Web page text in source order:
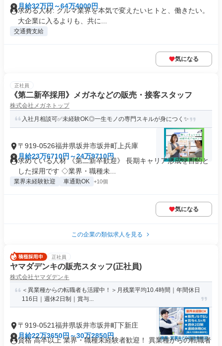
月給32万円～64万4000円
求める人材: クルマ業界を本気で変えたいヒトと、働きたい。
大企業に入るよりも、共に...
交通費支給
気になる
正社員
《第二新卒採用》メガネなどの販売・接客スタッフ
株式会社メガネトップ
入社月相談可✅未経験OK◎一生モノの専門スキルが身につく✨
〒919-0526福井県坂井市坂井町上兵庫
月給23万6710円～24万9710円
求めている人材 《第二新卒歓迎》 長期キャリア形成を目的と
した採用です ◇業界・職種未...
業界未経験歓迎 車通勤OK +10個
気になる
この企業の類似求人を見る
正社員
ヤマダデンキの販売スタッフ(正社員)
株式会社ヤマダデンキ
＜異業種からの転職者も活躍中！＞月残業平均10.4時間｜年間休日
116日｜週休2日制｜賞与...
〒919-0521福井県坂井市坂井町下新庄
月給22万3650円～30万2850円
資格 高卒以上 業界・職種未経験者歓迎！ 異業種からの転職者